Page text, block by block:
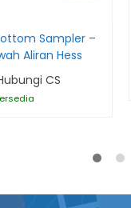
Sampler –
Aliran Hess
CS